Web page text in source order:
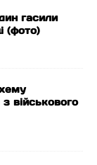
гасили
(фото)
військового